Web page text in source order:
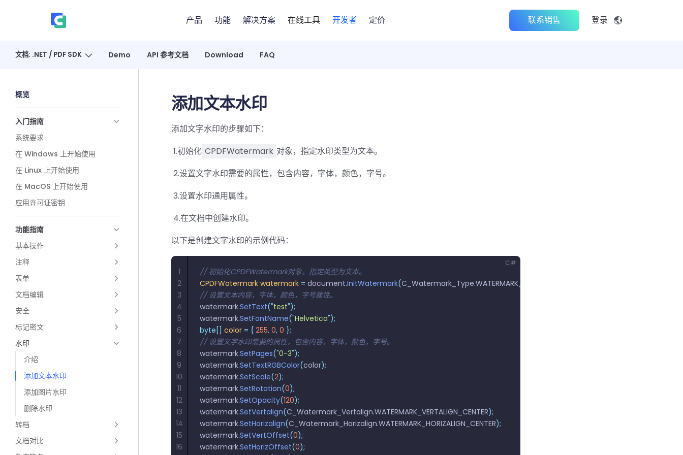
Skip to content 产品 功能 解决方案 在线工具 开发者 定价 联系销售 登录
文档: .NET / PDF SDK Demo API 参考文档 Download FAQ
概览
入门指南
系统要求
在 Windows 上开始使用
在 Linux 上开始使用
在 MacOS 上开始使用
应用许可证密钥
功能指南
基本操作
注释
表单
文档编辑
安全
标记密文
水印
介绍
添加文本水印
添加图片水印
删除水印
转档
文档对比
添加文本水印
添加文字水印的步骤如下：
​ 1.初始化 CPDFWatermark 对象，指定水印类型为文本。
​ 2.设置文字水印需要的属性，包含内容，字体，颜色，字号。
​ 3.设置水印通用属性。
​ 4.在文档中创建水印。
以下是创建文字水印的示例代码：
C#
// 初始化CPDFWatermark对象，指定类型为文本。
CPDFWatermark watermark = document.InitWatermark(C_Watermark_Type.WATERMARK_TYPE_TEXT
// 设置文本内容，字体，颜色，字号属性。
watermark.SetText("test");
watermark.SetFontName("Helvetica");
byte[] color = { 255, 0, 0 };
// 设置文字水印需要的属性，包含内容，字体，颜色，字号。
watermark.SetPages("0-3");
watermark.SetTextRGBColor(color);
watermark.SetScale(2);
watermark.SetRotation(0);
watermark.SetOpacity(120);
watermark.SetVertalign(C_Watermark_Vertalign.WATERMARK_VERTALIGN_CENTER);
watermark.SetHorizalign(C_Watermark_Horizalign.WATERMARK_HORIZALIGN_CENTER);
watermark.SetVertOffset(0);
watermark.SetHorizOffset(0);
1
2
3
4
5
6
7
8
9
10
11
12
13
14
15
16